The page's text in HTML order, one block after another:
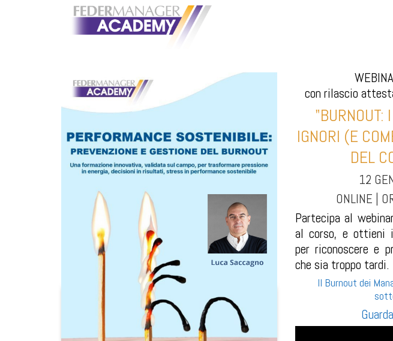
con rilascio
"BURNOUT:
IGNORI (E
DEL
12
ONLINE |
Partecipa al
al corso, e ottieni
per riconoscere e
che sia troppo tardi.
Il Burnout dei